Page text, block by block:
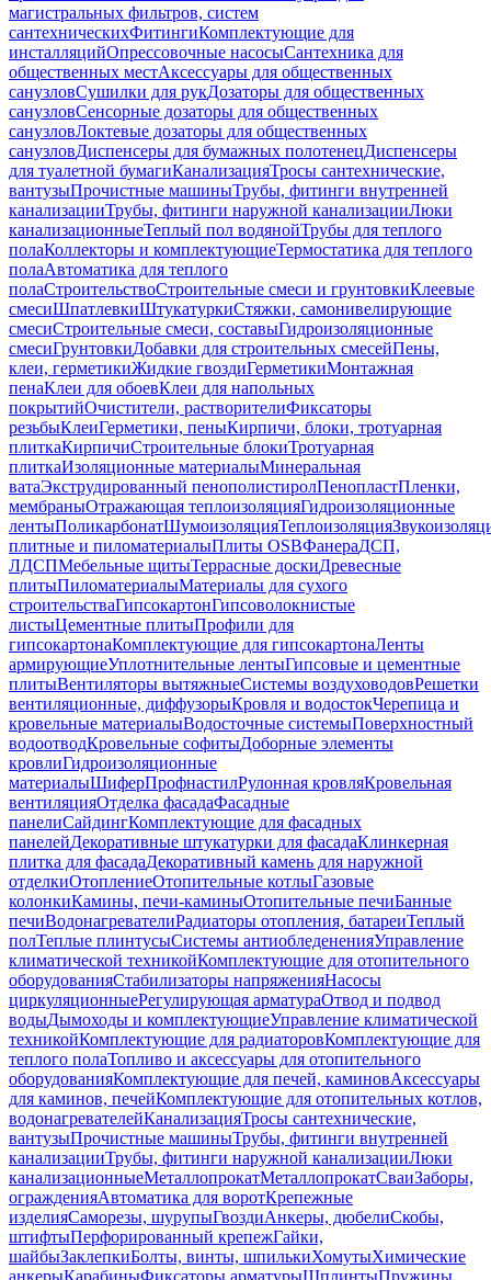
магистральных фильтров, систем
сантехническихФитингиКомплектующие для
инсталляцийОпрессовочные насосыСантехника для
общественных местАксессуары для общественных
санузловСушилки для рукДозаторы для общественных
санузловСенсорные дозаторы для общественных
санузловЛоктевые дозаторы для общественных
санузловДиспенсеры для бумажных полотенецДиспенсеры
для туалетной бумагиКанализацияТросы сантехнические,
вантузыПрочистные машиныТрубы, фитинги внутренней
канализацииТрубы, фитинги наружной канализацииЛюки
канализационныеТеплый пол водянойТрубы для теплого
полаКоллекторы и комплектующиеТермостатика для теплого
полаАвтоматика для теплого
полаСтроительствоСтроительные смеси и грунтовкиКлеевые
смесиШпатлевкиШтукатуркиСтяжки, самонивелирующие
смесиСтроительные смеси, составыГидроизоляционные
смесиГрунтовкиДобавки для строительных смесейПены,
клеи, герметикиЖидкие гвоздиГерметикиМонтажная
пенаКлеи для обоевКлеи для напольных
покрытийОчистители, растворителиФиксаторы
резьбыКлеиГерметики, пеныКирпичи, блоки, тротуарная
плиткаКирпичиСтроительные блокиТротуарная
плиткаИзоляционные материалыМинеральная
ватаЭкструдированный пенополистиролПенопластПленки,
мембраныОтражающая теплоизоляцияГидроизоляционные
лентыПоликарбонатШумоизоляцияТеплоизоляция
плитные и пиломатериалыПлиты OSBФанераДСП,
ЛДСПМебельные щитыТеррасные доскиДревесные
плитыПиломатериалыМатериалы для сухого
строительстваГипсокартонГипсоволокнистые
листыЦементные плитыПрофили для
гипсокартонаКомплектующие для гипсокартонаЛенты
армирующиеУплотнительные лентыГипсовые и цементные
плитыВентиляторы вытяжныеСистемы воздуховодовРешетки
вентиляционные, диффузорыКровля и водостокЧерепица и
кровельные материалыВодосточные системыПоверхностный
водоотводКровельные софитыДоборные элементы
кровлиГидроизоляционные
материалыШиферПрофнастилРулонная кровляКровельная
вентиляцияОтделка фасадаФасадные
панелиСайдингКомплектующие для фасадных
панелейДекоративные штукатурки для фасадаКлинкерная
плитка для фасадаДекоративный камень для наружной
отделкиОтоплениеОтопительные котлыГазовые
колонкиКамины, печи-каминыОтопительные печиБанные
печиВодонагревателиРадиаторы отопления, батареиТеплый
полТеплые плинтусыСистемы антиобледененияУправление
климатической техникойКомплектующие для отопительного
оборудованияСтабилизаторы напряженияНасосы
циркуляционныеРегулирующая арматураОтвод и подвод
водыДымоходы и комплектующиеУправление климатической
техникойКомплектующие для радиаторовКомплектующие для
теплого полаТопливо и аксессуары для отопительного
оборудованияКомплектующие для печей, каминовАксессуары
для каминов, печейКомплектующие для отопительных котлов,
водонагревателейКанализацияТросы сантехнические,
вантузыПрочистные машиныТрубы, фитинги внутренней
канализацииТрубы, фитинги наружной канализацииЛюки
канализационныеМеталлопрокатМеталлопрокатСваиЗаборы,
огражденияАвтоматика для воротКрепежные
изделияСаморезы, шурупыГвоздиАнкеры, дюбелиСкобы,
штифтыПерфорированный крепежГайки,
шайбыЗаклепкиБолты, винты, шпилькиХомутыХимические
анкерыКарабиныФиксаторы арматурыШплинтыПружины